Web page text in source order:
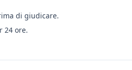
di giudicare.
24 ore.